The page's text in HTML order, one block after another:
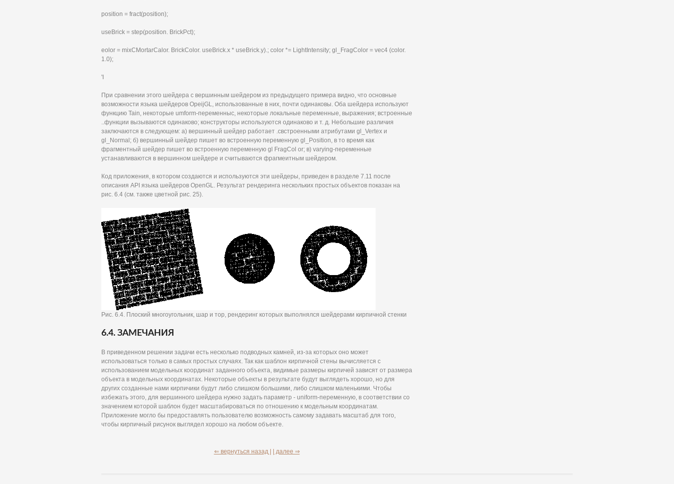
position = fract(position);
useBrick = step(position. BrickPct);
eolor = mixCMortarCalor. BrickColor. useBrick.x * useBrick.y).; color *= LightIntensity; gl_FragColor = vec4 (color.
1.0);
'I
При сравнении этого шейдера с вершинным шейдером из предыдущего примера видно, что основные
возможности языка шейдеров OpeijGL, использованные в них, почти одинаковы. Оба шейдера используют
функцию Tain, некоторые umform-переменныс, некоторые локальные переменные, выражения; встроенные
..функции вызываются одинаково; конструкторы используются одинаково и т. д. Небольшие различия
заключаются в следующем: а) вершинный шейдер работает .свстроенными атрибутами gl_Vertex и
gl_Normal; б) вершинный шейдер пишет во встроенную переменную gl_Position, в то время как
фрагментный шейдер пишет во встроенную переменную gl FragCol or; в) varying-переменные
устанавливаются в вершинном шейдере и считываются фрагмеитным шейдером.
Код приложения, в котором создаются и используются эти шейдеры, приведен в разделе 7.11 после
описания API языка шейдеров OpenGL. Результат рендеринга нескольких простых объектов показан на
рис. 6.4 (см. также цветной рис. 25).
Рис. 6.4. Плоский многоугольник, шар и тор, рендеринг которых выполнялся шейдерами кирпичной стенки
6.4. ЗАМЕЧАНИЯ
В приведенном решении задачи есть несколько подводных камней, из-за которых оно может
использоваться только в самых простых случаях. Так как шаблон кирпичной стены вычисляется с
использованием модельных координат заданного объекта, видимые размеры кирпичей зависят от размера
объекта в модельных координатах. Некоторые объекты в результате будут выглядеть хорошо, но для
других созданные нами кирпичики будут либо слишком большими, либо слишком маленькими. Чтобы
избежать этого, для вершинного шейдера нужно задать параметр - uniform-переменную, в соответствии со
значением которой шаблон будет масштабироваться по отношению к модельным координатам.
Приложение могло бы предоставлять пользователю возможность самому задавать масштаб для того,
чтобы кирпичный рисунок выглядел хорошо на любом объекте.
⇐ вернуться назад | | далее ⇒